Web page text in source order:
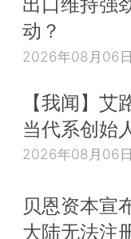
动？
2026年08月06日
【我闻】
当代系创始
2026年08月06日
贝恩资本宣
大陆无法注